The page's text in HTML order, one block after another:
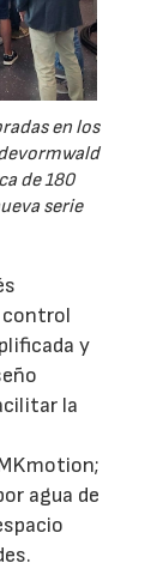
en los
de 180
serie
control
y
la
agua de